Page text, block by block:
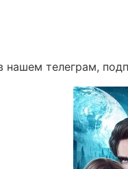
нашем телеграм,